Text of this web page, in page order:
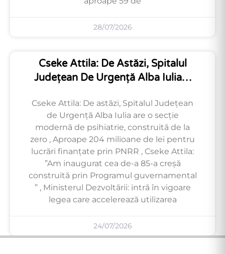
28/07/2026
Cseke Attila: De Astăzi, Spitalul
Județean De Urgență Alba Iulia…
Cseke Attila: De astăzi, Spitalul Județean
de Urgență Alba Iulia are o secție
modernă de psihiatrie, construită de la
zero , Aproape 204 milioane de lei pentru
lucrări finanțate prin PNRR , Cseke Attila:
”Am inaugurat cea de-a 85-a creșă
construită prin Programul guvernamental
” , Ministerul Dezvoltării: intră în vigoare
legea care accelerează utilizarea
24/07/2026